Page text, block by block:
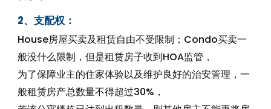
2、支配权：
House房屋买卖及租赁自由不受限制；Condo买卖一
般没什么限制，但是租赁房子收到HOA监管，
为了保障业主的住家体验以及维护良好的治安管理，一
般租赁房产总数量不得超过30%，